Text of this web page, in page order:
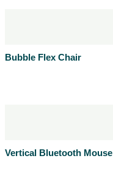
Bubble Flex Chair
Vertical Bluetooth Mouse